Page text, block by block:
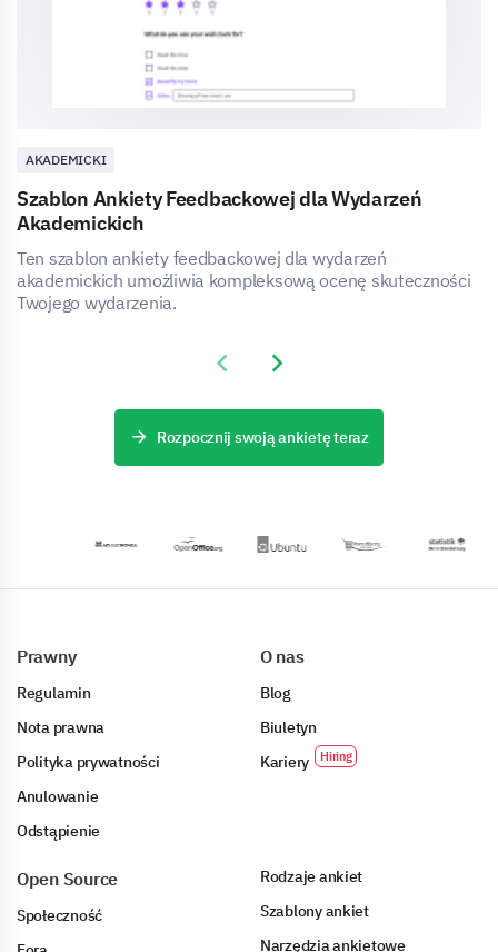
AKADEMICKI
Szablon Ankiety Feedbackowej dla Wydarzeń
Akademickich
Ten szablon ankiety feedbackowej dla wydarzeń
akademickich umożliwia kompleksową ocenę skuteczności
Twojego wydarzenia.
Previous slide
Next slide
Rozpocznij swoją ankietę teraz
Prawny
Regulamin
Nota prawna
Polityka prywatności
Anulowanie
Odstąpienie
O nas
Blog
Biuletyn
Kariery
Open Source
Społeczność
Rodzaje ankiet
Szablony ankiet
Narzędzia ankietowe